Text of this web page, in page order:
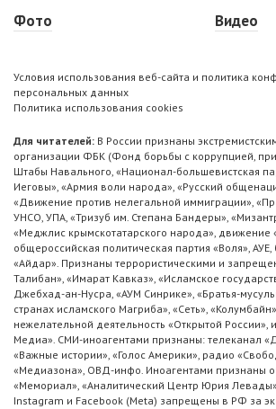
Фото
Видео
Условия использования веб-сайта и политика
персональных данных
Политика использования cookies
Для читателей: В России признаны
организации ФБК (Фонд борьбы с коррупцией,
Штабы Навального, «Национал-большевистская
Иеговы», «Армия воли народа», «Русский
«Движение против нелегальной иммиграции»,
УНСО, УПА, «Тризуб им. Степана Бандеры»,
«Меджлис крымскотатарского народа», движение
общероссийская политическая партия «Воля»,
«Айдар». Признаны террористическими и
Талибан», «Имарат Кавказ», «Исламское
Джебхад-ан-Нусра, «АУМ Синрике», «Братья-
странах исламского Магриба», «Сеть»,
нежелательной деятельность «Открытой России»,
Медиа». СМИ-иноагентами признаны: телеканал
«Важные истории», «Голос Америки», радио
«Медиазона», ОВД-инфо. Иноагентами признаны
«Мемориал», «Аналитический Центр Юрия
Instagram и Facebook (Metа) запрещены в РФ за